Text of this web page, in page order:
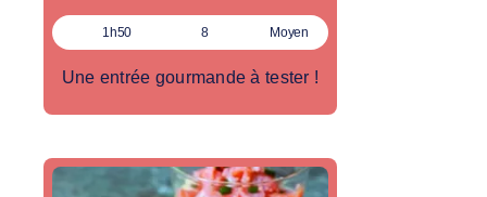
1h50 8 Moyen
Une entrée gourmande à tester !